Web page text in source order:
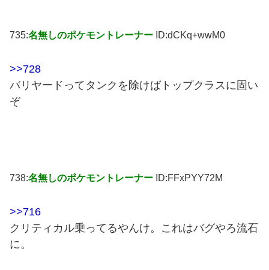
735:名無しのポケモントレーナー ID:dCKq+wwM0
>>728
バリヤードってタンクを除けばトップクラスに固い
ぞ
738:名無しのポケモントレーナー ID:FFxPYY72M
>>716
クリティカル乗ってるやんけ。これはバグやろ流石
に。